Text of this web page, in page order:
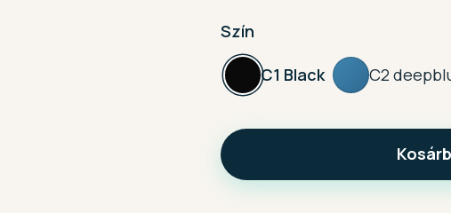
Szín
C1 Black C2